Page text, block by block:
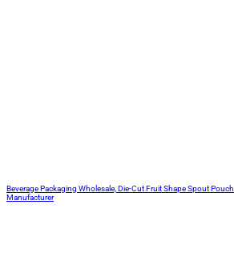
Beverage Packaging Wholesale, Die-Cut Fruit Shape Spout Pouch
Manufacturer